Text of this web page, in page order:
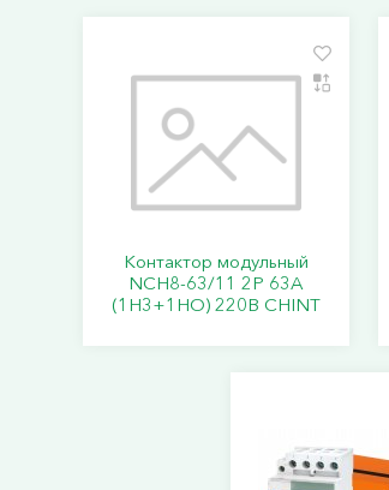
Контактор модульный
NCH8-63/11 2P 63A
(1H3+1HO) 220В CHINT